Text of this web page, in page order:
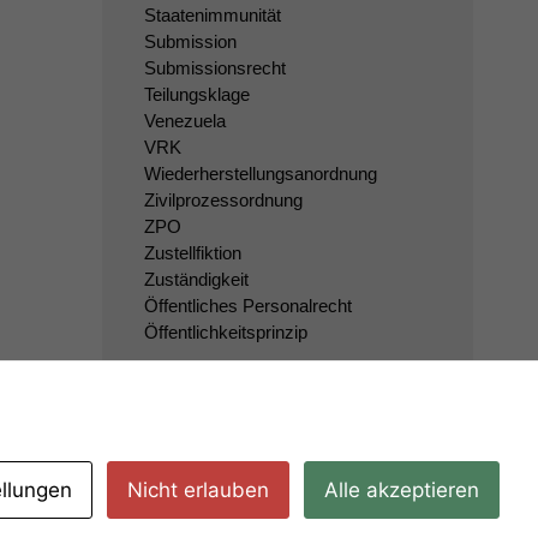
Staatenimmunität
Submission
Submissionsrecht
Teilungsklage
Venezuela
VRK
Wiederherstellungsanordnung
Zivilprozessordnung
ZPO
Zustellfiktion
Zuständigkeit
Öffentliches Personalrecht
Öffentlichkeitsprinzip
Nicht erlauben Alle akzeptieren